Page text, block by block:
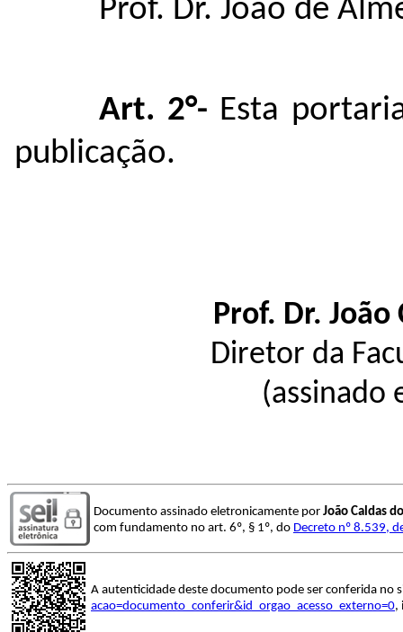
Prof. Dr. João de
Art. 2°- Esta
publicação.
Prof. Dr. João
Diretor da
(assinado
Documento assinado eletronicamente por João Caldas
com fundamento no art. 6º, § 1º, do Decreto nº 8.539,
A autenticidade deste documento pode ser conferida no
acao=documento_conferir&id_orgao_acesso_externo=0,